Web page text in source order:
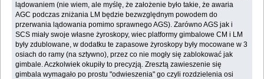
lądowaniem (nie wiem, ale myślę, że założenie było takie, że awaria
AGC podczas zniżania LM będzie bezwzględnym powodem do
przerwania lądowania pomimo sprawnego AGS). Zarówno AGS jak i
SCS miały swoje własne żyroskopy, wiec platformy gimbalowe CM i LM
były zdublowane, w dodatku te zapasowe żyroskopy były mocowane w 3
osiach do ramy (na sztywno), przez co nie mogły się zablokować jak
gimbale. Aczkolwiek okupiły to precyzją. Zresztą zawieszenie się
gimbala wymagało po prostu "odwieszenia" go czyli rozdzielenia osi